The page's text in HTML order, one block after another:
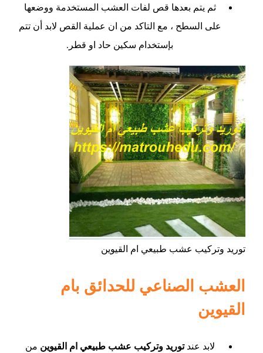
ثم يتم بعدها قص لفات العشب المستخدمة ووضعها
على السطح ، مع التاكد من ان عملية القص لابد أن تتم
بإستخدام سكين حاد او قطر.
توريد وتركيب عشب طبيعي ام القيوين
العشب الصناعي للحدائق بام
القيوين
لابد عندتوريد وتركيب عشب طبيعي ام القيوين من